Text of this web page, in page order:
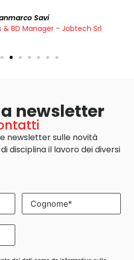
Savi
BD Manager - Jobtech Srl
newsletter
newsletter sulle novità
disciplina il lavoro dei diversi